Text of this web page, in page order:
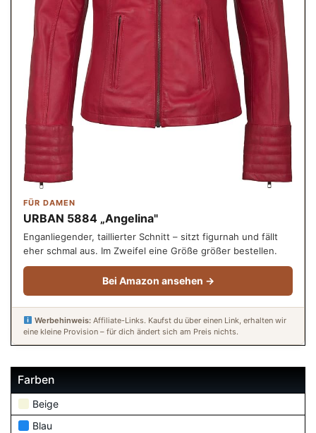
FÜR DAMEN
URBAN 5884 „Angelina"
Enganliegender, taillierter Schnitt – sitzt figurnah und fällt
eher schmal aus. Im Zweifel eine Größe größer bestellen.
Bei Amazon ansehen →
Werbehinweis:Affiliate-Links. Kaufst du über einen Link, erhalten wir
eine kleine Provision – für dich ändert sich am Preis nichts.
Farben
Beige
Blau